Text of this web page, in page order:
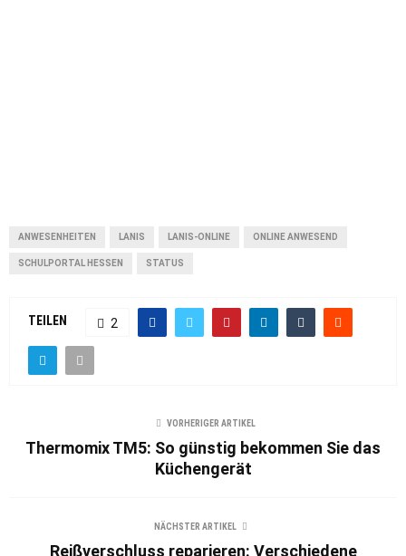
ANWESENHEITEN LANIS LANIS-ONLINE ONLINE ANWESEND
SCHULPORTAL HESSEN STATUS
TEILEN 2
VORHERIGER ARTIKEL
Thermomix TM5: So günstig bekommen Sie das
Küchengerät
NÄCHSTER ARTIKEL
Reißverschluss reparieren: Verschiedene